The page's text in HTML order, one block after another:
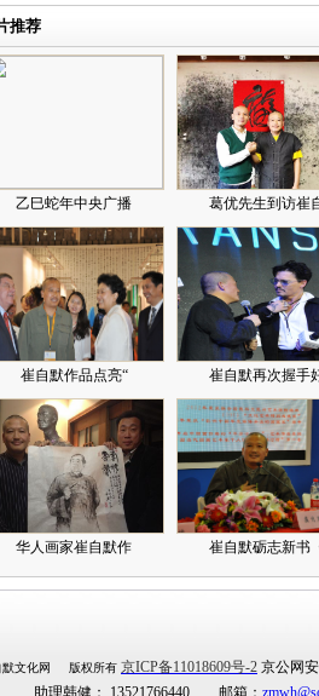
推荐
乙巳蛇年中央广播 葛优先生到访崔
崔自默作品点亮“ 崔自默再次握手
华人画家崔自默作 崔自默砺志新书
默文化网 版权所有 京ICP备11018609号-2 京公网安
助理韩健： 13521766440 邮箱：